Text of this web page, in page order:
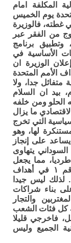
المكلفة امام
يوم الخميس
غطته، فالوزيرة
من الفقر عبر
وتطبيق برنامج
الأساسية في
الوزيرة ان
الأمم المتحدة
المالية متفائل جدا، ولا
بيد ان السلام
الحلو ومن خلفه
ما يزال
التي تخرج
لها، وهو
على إنجاز
السوداني يتهاوى
مما يجعل
وزيرة المالية فاشلة في تحقيق الهدف رقم ١ في أهداف
لذلك ليس جيدا
بناء شراكات
والتجار
كل فئات الشعب
فاخرجي قليلا
الجميع وليس